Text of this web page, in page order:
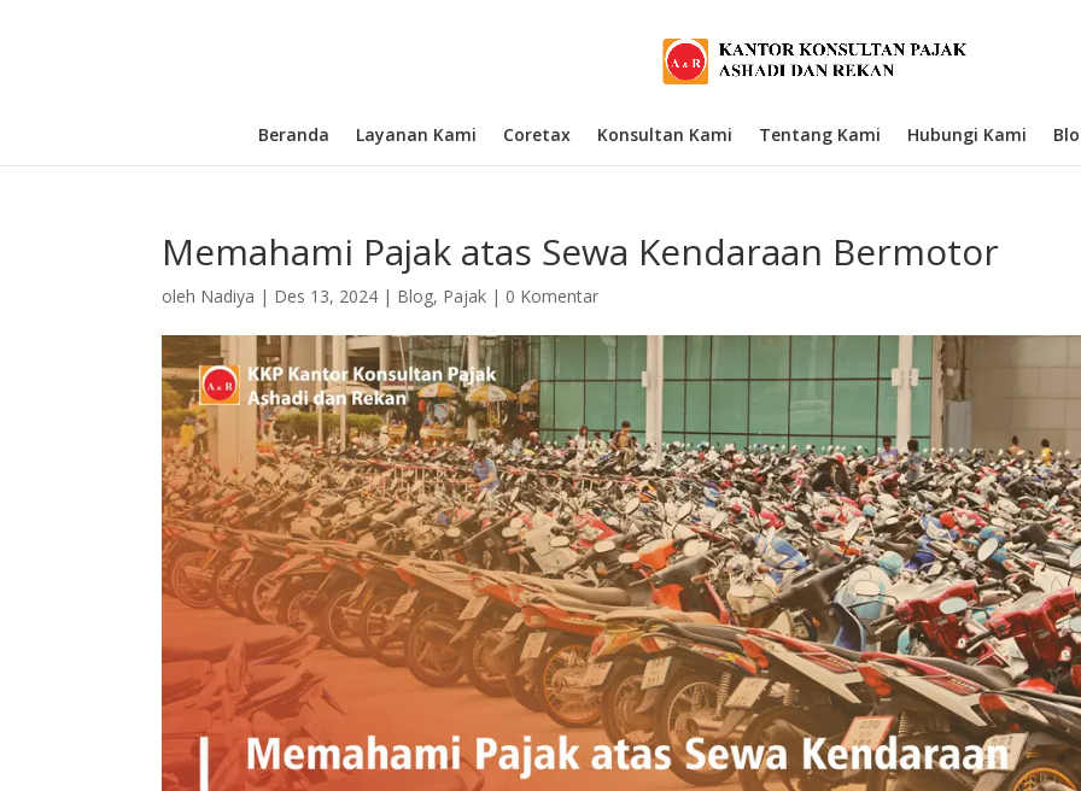
Beranda Layanan Kami Coretax Konsultan Kami Tentang Kami Hubungi Kami
Memahami Pajak atas Sewa Kendaraan Bermotor
oleh Nadiya | Des 13, 2024 | Blog, Pajak | 0 Komentar